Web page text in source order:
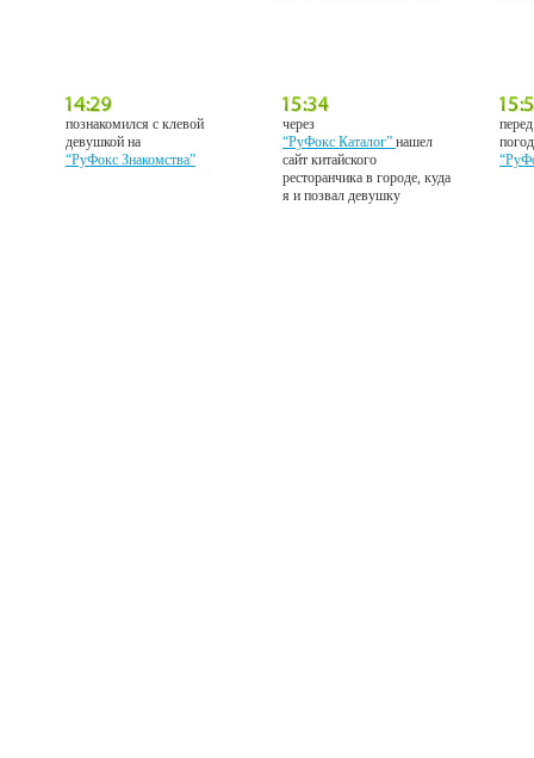
познакомился с клевой
девушкой на
“РуФокс Знакомства”
через
“РуФокс Каталог”нашел
сайт китайского
ресторанчика в городе, куда
я и позвал девушку